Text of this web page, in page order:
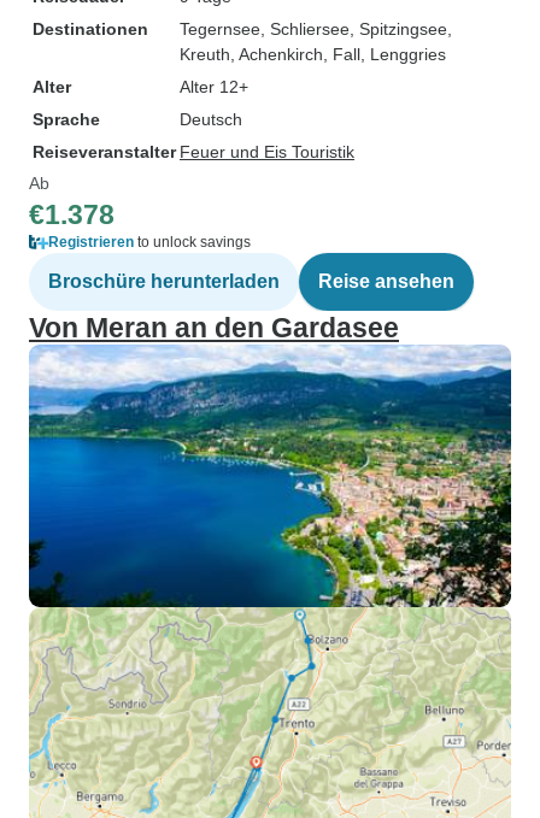
Destinationen
Tegernsee , Schliersee , Spitzingsee
Kreuth , Achenkirch , Fall , Lenggries
Alter
Alter 12+
Sprache
Deutsch
Reiseveranstalter Feuer und Eis Touristik
Ab
€1.378
Registrieren to unlock savings
Broschüre herunterladen Reise ansehen
Von Meran an den Gardasee